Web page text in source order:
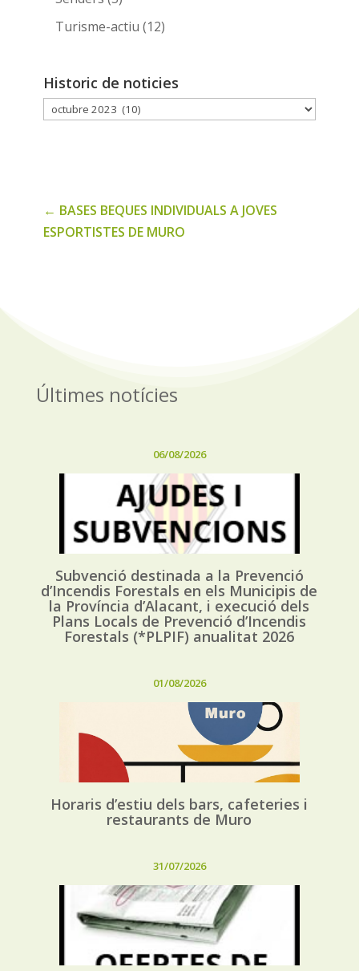
Turisme-actiu (12)
Historic de noticies
Historic
← BASES BEQUES INDIVIDUALS A JOVES
ESPORTISTES DE MURO
Últimes notícies
06/08/2026
Subvenció destinada a la Prevenció
d’Incendis Forestals en els Municipis de
la Província d’Alacant, i execució dels
Plans Locals de Prevenció d’Incendis
Forestals (*PLPIF) anualitat 2026
01/08/2026
Horaris d’estiu dels bars, cafeteries i
restaurants de Muro
31/07/2026